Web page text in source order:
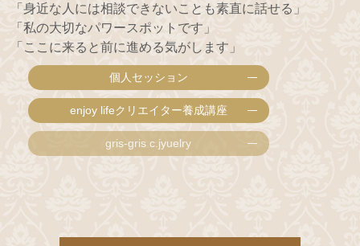
「身近な人には相談できないことも素直に話せる」
「私の大切なパワースポットです」
「ここに来ると前に進める気がします」
個人セッション
enjoy lifeクリエイター養成講座
gris-gris c.jyuelry